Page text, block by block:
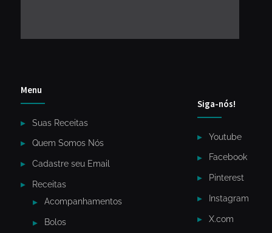
Menu
Suas Receitas
Quem Somos Nós
Cadastre seu Email
Receitas
Acompanhamentos
Bolos
Siga-nós!
Youtube
Facebook
Pinterest
Instagram
X.com